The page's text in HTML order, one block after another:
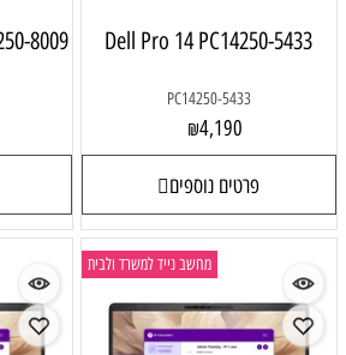
Dell Pro 14 PC14250-5433
PC14250-5433
₪4,190
פרטים נוספים
8009
מחשב נייד למשרד ולבית